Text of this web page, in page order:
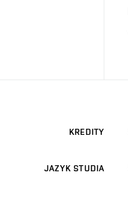
KREDITY
JAZYK STUDIA